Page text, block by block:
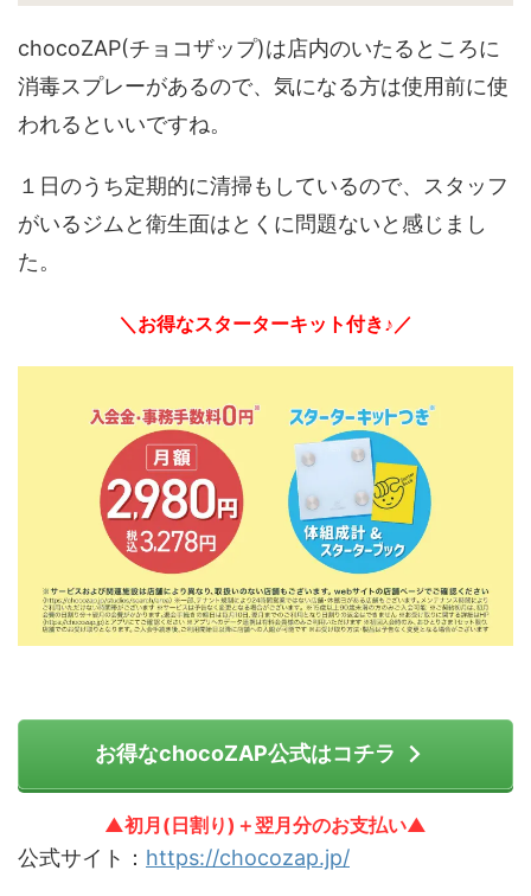
chocoZAP(チョコザップ)は店内のいたるところに
消毒スプレーがあるので、気になる方は使用前に使
われるといいですね。
１日のうち定期的に清掃もしているので、スタッフ
がいるジムと衛生面はとくに問題ないと感じまし
た。
＼お得なスターターキット付き♪／
お得なchocoZAP公式はコチラ
▲初月(日割り)＋翌月分のお支払い▲
公式サイト： https://chocozap.jp/